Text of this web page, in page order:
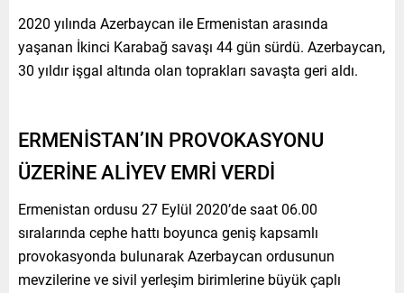
2020 yılında Azerbaycan ile Ermenistan arasında
yaşanan İkinci Karabağ savaşı 44 gün sürdü. Azerbaycan,
30 yıldır işgal altında olan toprakları savaşta geri aldı.
ERMENİSTAN’IN PROVOKASYONU
ÜZERİNE ALİYEV EMRİ VERDİ
Ermenistan ordusu 27 Eylül 2020’de saat 06.00
sıralarında cephe hattı boyunca geniş kapsamlı
provokasyonda bulunarak Azerbaycan ordusunun
mevzilerine ve sivil yerleşim birimlerine büyük çaplı